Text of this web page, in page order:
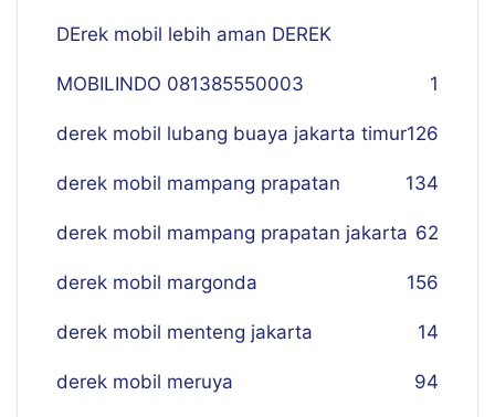
DErek mobil lebih aman DEREK
MOBILINDO 081385550003 1
derek mobil lubang buaya jakarta timur126
derek mobil mampang prapatan 134
derek mobil mampang prapatan jakarta 62
derek mobil margonda 156
derek mobil menteng jakarta 14
derek mobil meruya 94